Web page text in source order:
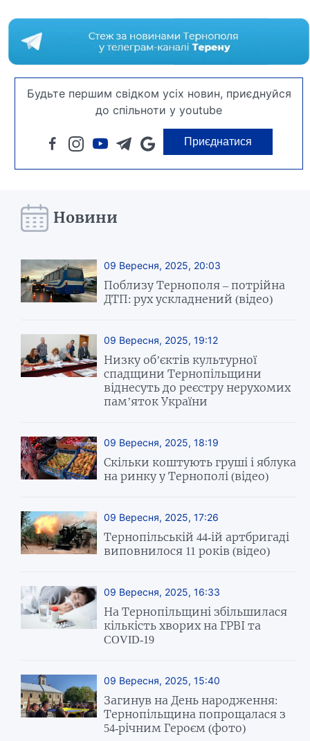
Будьте першим свідком усіх новин, приєднуйся
до спільноти у youtube
Приєднатися
Новини
09 Вересня, 2025, 20:03
Поблизу Тернополя – потрійна
ДТП: рух ускладнений (відео)
09 Вересня, 2025, 19:12
Низку об’єктів культурної
спадщини Тернопільщини
віднесуть до реєстру нерухомих
пам’яток України
09 Вересня, 2025, 18:19
Скільки коштують груші і яблука
на ринку у Тернополі (відео)
09 Вересня, 2025, 17:26
Тернопільській 44-ій артбригаді
виповнилося 11 років (відео)
09 Вересня, 2025, 16:33
На Тернопільщині збільшилася
кількість хворих на ГРВІ та
COVID-19
09 Вересня, 2025, 15:40
Загинув на День народження:
Тернопільщина попрощалася з
54-річним Героєм (фото)